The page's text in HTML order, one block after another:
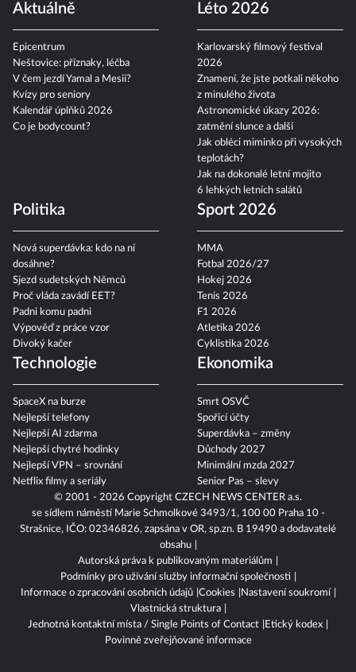
© 2001 - 2026 Copyright CZECH NEWS CENTER a.s.
se sídlem náměstí Marie Schmolkové 3493/1, 100 00 Praha 10 -
Strašnice, IČO: 02346826, zapsána v OR, sp.zn. B 19490 a dodavatelé
obsahu
Autorská práva k publikovaným materiálům
Podmínky pro užívání služby informační společnosti
Informace o zpracování osobních údajů Cookies
Nastavení soukromí
Vlastnická struktura
Jednotná kontaktní místa / Single Points of Contact
Etický kodex
Povinně zveřejňované informace
Aktuálně
Epicentrum
Neštovice: příznaky, léčba
V čem jezdí Yamal a Mesii?
Kvízy pro seniory
Kalendář úplňků 2026
Co je bodycount?
Léto 2026
Karlovarský filmový festival
2026
Znamení, že jste potkali někoho
z minulého života
Astronomické úkazy 2026:
zatmění slunce a další
Jak obléci miminko při vysokých
teplotách?
Jak na dokonalé letní mojito
6 lehkých letních salátů
Politika
Nová superdávka: kdo na ní
dosáhne?
Sjezd sudetských Němců
Proč vláda zavádí EET?
Padni komu padni
Výpověď z práce vzor
Divoký kačer
Sport 2026
MMA
Fotbal 2026/27
Hokej 2026
Tenis 2026
F1 2026
Atletika 2026
Cyklistika 2026
Technologie
SpaceX na burze
Nejlepší telefony
Nejlepší AI zdarma
Nejlepší chytré hodinky
Nejlepší VPN – srovnání
Netflix filmy a seriály
Ekonomika
Smrt OSVČ
Spořicí účty
Superdávka – změny
Důchody 2027
Minimální mzda 2027
Senior Pas – slevy